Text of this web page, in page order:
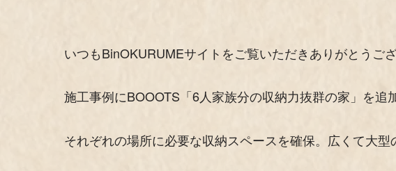
いつもBinOKURUMEサイトをご覧いただきありがとうござ
施工事例にBOOOTS「6人家族分の収納力抜群の家」を追
それぞれの場所に必要な収納スペースを確保。広くて大型